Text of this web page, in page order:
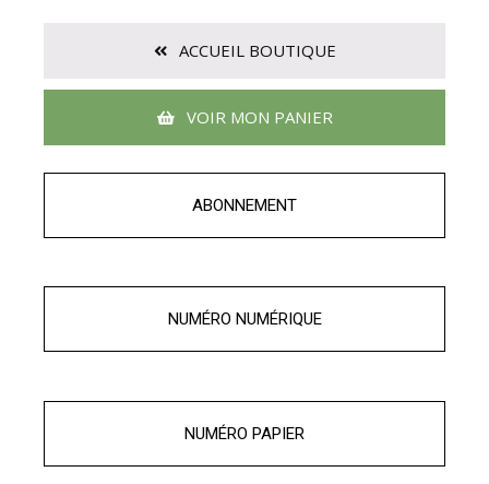
ACCUEIL BOUTIQUE
VOIR MON PANIER
ABONNEMENT
NUMÉRO NUMÉRIQUE
NUMÉRO PAPIER